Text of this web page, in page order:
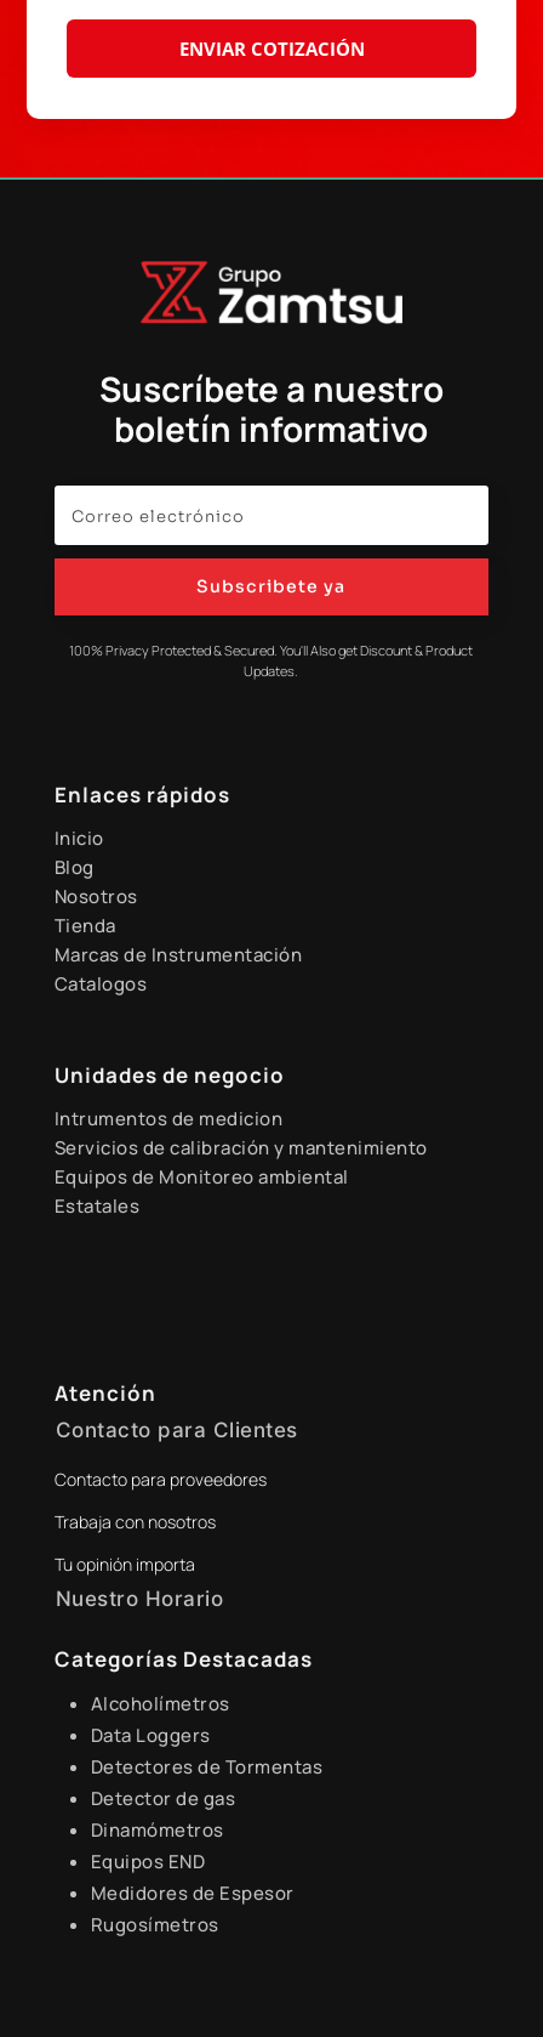
Suscríbete a nuestro
boletín informativo
Subscribete ya
100% Privacy Protected & Secured. You'll Also get Discount & Product
Updates.
Enlaces rápidos
Inicio
Blog
Nosotros
Tienda
Marcas de Instrumentación
Catalogos
Unidades de negocio
Intrumentos de medicion
Servicios de calibración y mantenimiento
Equipos de Monitoreo ambiental
Estatales
Atención
Contacto para Clientes
+51 941 525 454
digital@zamtsu.com
Contacto para proveedores
Trabaja con nosotros
Tu opinión importa
Nuestro Horario
Lunes a Viernes de 8:30 a.m. - 6:00 p.m.
Categorías Destacadas
Alcoholímetros
Data Loggers
Detectores de Tormentas
Detector de gas
Dinamómetros
Equipos END
Medidores de Espesor
Rugosímetros